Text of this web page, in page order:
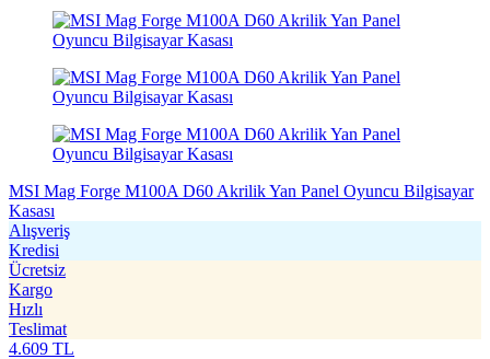
MSI Mag Forge M100A D60 Akrilik Yan Panel Oyuncu Bilgisayar
Kasası
Alışveriş
Kredisi
Ücretsiz
Kargo
Hızlı
Teslimat
4.609 TL